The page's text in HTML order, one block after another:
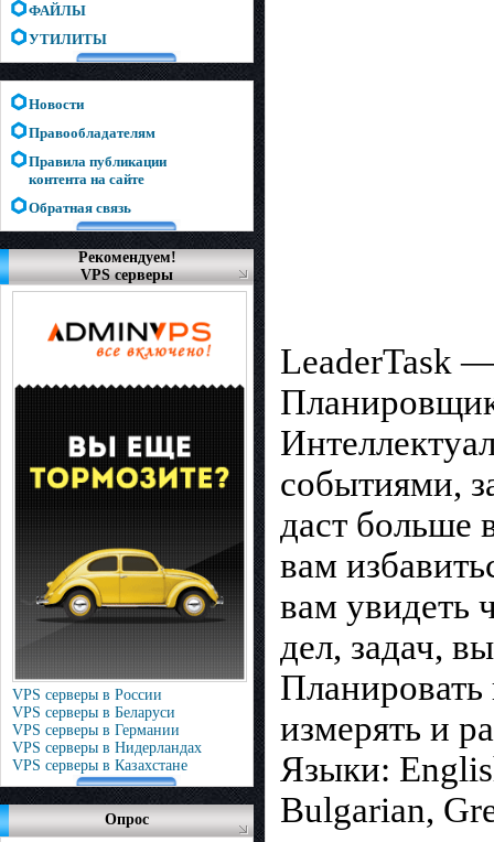
ФАЙЛЫ
УТИЛИТЫ
Новости
Правообладателям
Правила публикации
контента на сайте
Обратная связь
Рекомендуем!
VPS серверы
VPS серверы в России
VPS серверы в Беларуси
VPS серверы в Германии
VPS серверы в Нидерландах
VPS серверы в Казахстане
Опрос
LeaderTask
событиями,
даст больше
вам
вам увидеть
дел, задач,
Планировать
измерять и
Языки:
Bulgarian,